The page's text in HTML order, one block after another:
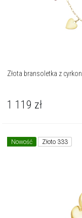
Złota bransoletka z
1 119 zł
Nowość Złoto 333